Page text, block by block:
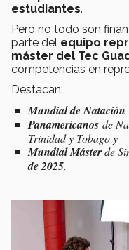
estudiantes.
Pero no todo son
parte del equipo
máster del Tec
competencias en
Destacan:
Mundial de Natación
Panamericanos de
Trinidad y Tobago y
Mundial Másterde
de 2025.